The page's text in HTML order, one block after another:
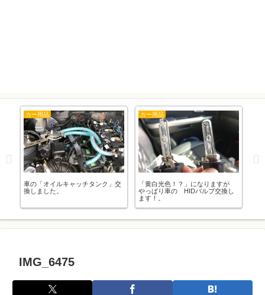
カー用品
車の「オイルキャッチタンク」交
換しました。
カー用品
「黄白光色！？」になりますが
やっぱり車の HIDバルブ交換し
ます！。
IMG_6475